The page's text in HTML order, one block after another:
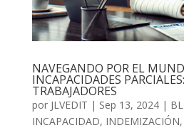
NAVEGANDO POR EL
INCAPACIDADES
TRABAJADORES
por JLVEDIT | Sep 13, 2024|
INCAPACIDAD, INDEMIZACIÓN,